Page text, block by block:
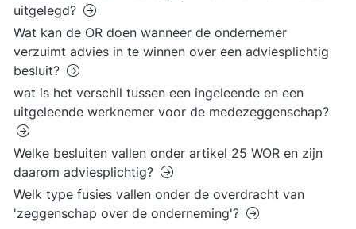
uitgelegd?
Wat kan de OR doen wanneer de ondernemer
verzuimt advies in te winnen over een adviesplichtig
besluit?
wat is het verschil tussen een ingeleende en een
uitgeleende werknemer voor de medezeggenschap?
Welke besluiten vallen onder artikel 25 WOR en zijn
daarom adviesplichtig?
Welk type fusies vallen onder de overdracht van
'zeggenschap over de onderneming'?